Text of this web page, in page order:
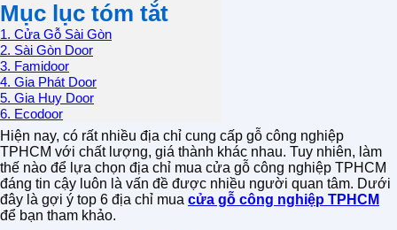
Mục lục tóm tắt
1. Cửa Gỗ Sài Gòn
2. Sài Gòn Door
3. Famidoor
4. Gia Phát Door
5. Gia Huy Door
6. Ecodoor
Hiện nay, có rất nhiều địa chỉ cung cấp gỗ công nghiệp
TPHCM với chất lượng, giá thành khác nhau. Tuy nhiên, làm
thế nào để lựa chọn địa chỉ mua cửa gỗ công nghiệp TPHCM
đáng tin cậy luôn là vấn đề được nhiều người quan tâm. Dưới
đây là gợi ý top 6 địa chỉ mua cửa gỗ công nghiệp TPHCM
để bạn tham khảo.